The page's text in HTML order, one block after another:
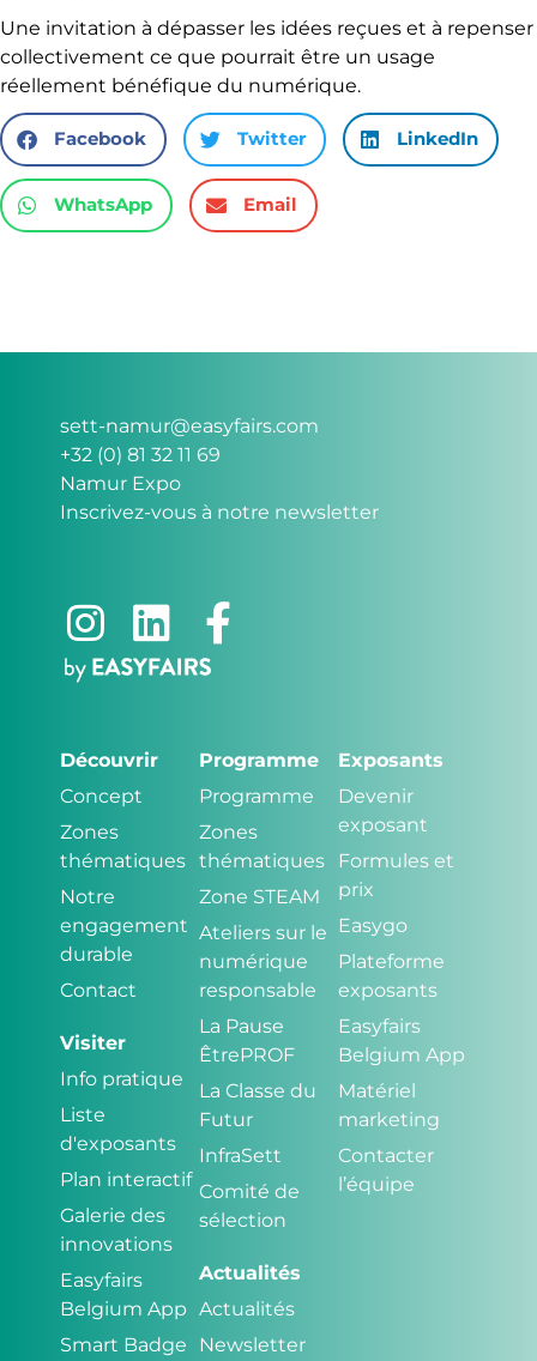
Une invitation à dépasser les idées reçues et à repenser
collectivement ce que pourrait être un usage
réellement bénéfique du numérique.
Facebook Twitter LinkedIn
WhatsApp Email
sett-namur@easyfairs.com
+32 (0) 81 32 11 69
Namur Expo
Inscrivez-vous à notre newsletter
Découvrir
Concept
Zones
thématiques
Notre
engagement
durable
Contact
Visiter
Info pratique
Liste
d'exposants
Plan interactif
Galerie des
innovations
Easyfairs
Belgium App
Smart Badge
Programme
Programme
Zones
thématiques
Zone STEAM
Ateliers sur le
numérique
responsable
La Pause
ÊtrePROF
La Classe du
Futur
InfraSett
Comité de
sélection
Actualités
Actualités
Newsletter
Exposants
Devenir
exposant
Formules et
prix
Easygo
Plateforme
exposants
Easyfairs
Belgium App
Matériel
marketing
Contacter
l’équipe